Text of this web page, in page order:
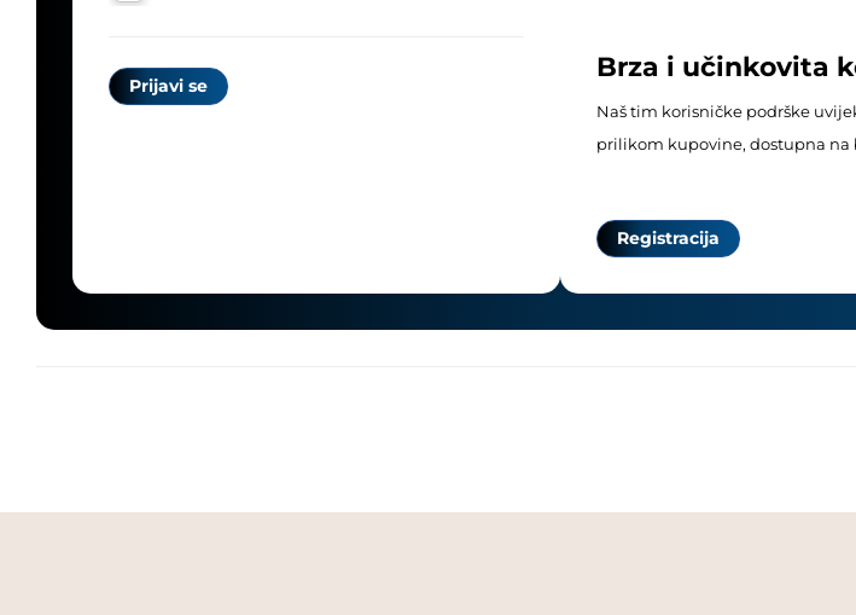
Brza i učinkovita
Naš tim korisničke podrške
prilikom kupovine, dostupna na
Registracija